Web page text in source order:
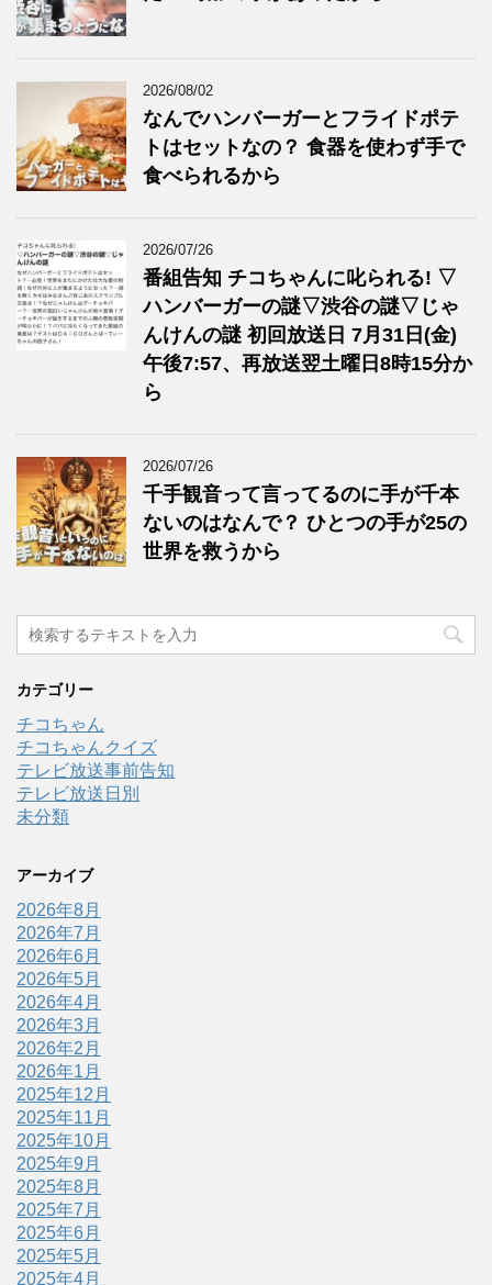
2026/08/02
なんでハンバーガーとフライドポテ
トはセットなの？ 食器を使わず手で
食べられるから
2026/07/26
番組告知 チコちゃんに叱られる! ▽
ハンバーガーの謎▽渋谷の謎▽じゃ
んけんの謎 初回放送日 7月31日(金)
午後7:57、再放送翌土曜日8時15分か
ら
2026/07/26
千手観音って言ってるのに手が千本
ないのはなんで？ ひとつの手が25の
世界を救うから
カテゴリー
チコちゃん
チコちゃんクイズ
テレビ放送事前告知
テレビ放送日別
未分類
アーカイブ
2026年8月
2026年7月
2026年6月
2026年5月
2026年4月
2026年3月
2026年2月
2026年1月
2025年12月
2025年11月
2025年10月
2025年9月
2025年8月
2025年7月
2025年6月
2025年5月
2025年4月